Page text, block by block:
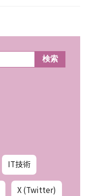
検索
IT技術
X (Twitter)